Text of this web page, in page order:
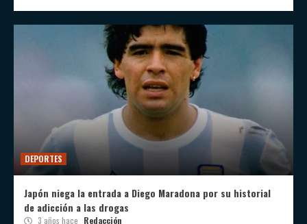
DEPORTES
Japón niega la entrada a Diego Maradona por su historial
de adicción a las drogas
3 años hace Redacción